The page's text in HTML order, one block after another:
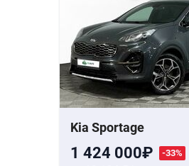
Kia Sportage
1 424 000 -33%